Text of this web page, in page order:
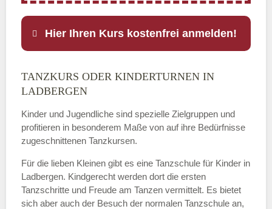
Hier Ihren Kurs kostenfrei anmelden!
Name
E-Mail*
TANZKURS ODER KINDERTURNEN IN
LADBERGEN
Kinder und Jugendliche sind spezielle Zielgruppen und
profitieren in besonderem Maße von auf ihre Bedürfnisse
zugeschnittenen Tanzkursen.
Für die lieben Kleinen gibt es eine Tanzschule für Kinder in
Ladbergen. Kindgerecht werden dort die ersten
Tanzschritte und Freude am Tanzen vermittelt. Es bietet
sich aber auch der Besuch der normalen Tanzschule an,